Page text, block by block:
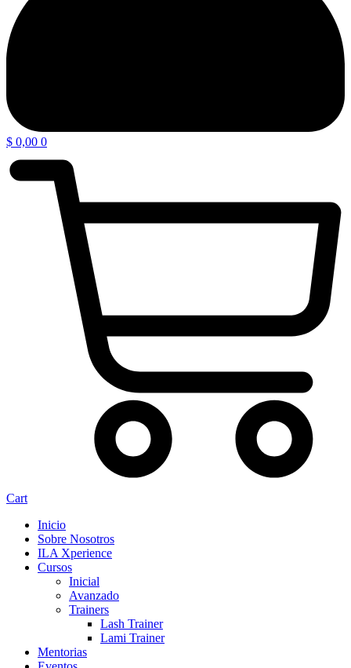
$ 0,00 0
Cart
Inicio
Sobre Nosotros
ILA Xperience
Cursos
Inicial
Avanzado
Trainers
Lash Trainer
Lami Trainer
Mentorias